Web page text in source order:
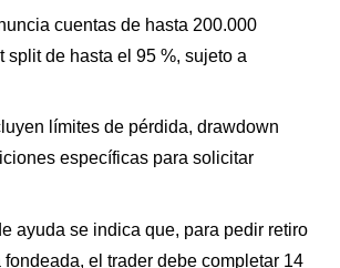
cuentas de hasta 200.000
split de hasta el 95 %, sujeto a
límites de pérdida, drawdown
específicas para solicitar
ayuda se indica que, para pedir retiro
el trader debe completar 14